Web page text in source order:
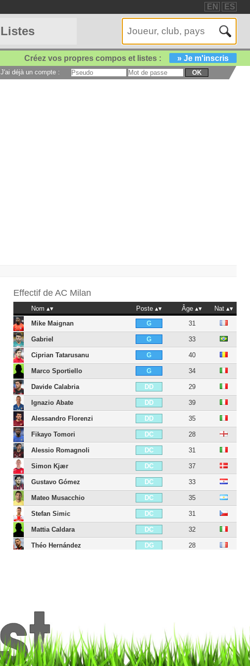
EN ES
Listes
Créez vos propres compos et listes : » Je m'inscris
J'ai déjà un compte : OK
Effectif de AC Milan
Nom Poste Âge
Nat
Mike Maignan
G 31
Gabriel G 33
Ciprian Tatarusanu G 40
Marco Sportiello G 34
Davide Calabria DD 29
Ignazio Abate DD 39
Alessandro Florenzi DD 35
Fikayo Tomori DC 28
Alessio Romagnoli DC 31
Simon Kjær DC 37
Gustavo Gómez DC 33
Mateo Musacchio DC 35
Stefan Simic DC 31
Mattia Caldara DC 32
Théo Hernández DG 28
Riccardo Montolivo
Andrea Poli MC 36
Andrea Bertolacci MC 35